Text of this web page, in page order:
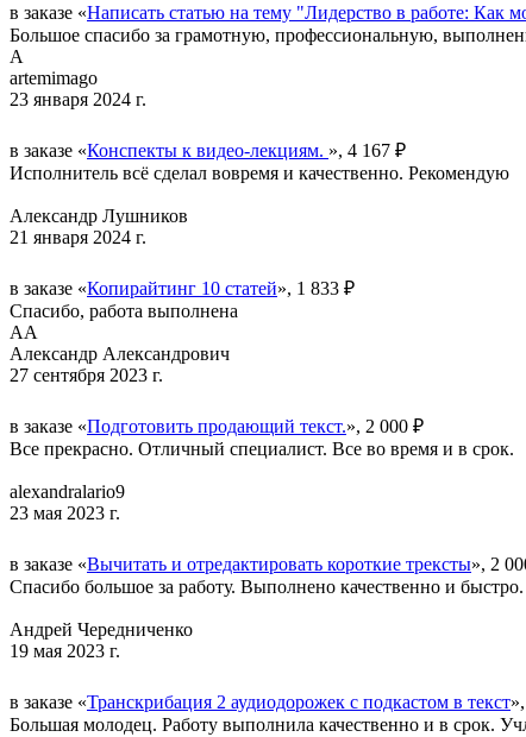
в заказе «Написать статью на тему "Лидерство в работе: Как
Большое спасибо за грамотную, профессиональную,
A
artemimago
23 января 2024 г.
в заказе «Конспекты к видео-лекциям. », 4 167 ₽
Исполнитель всё сделал вовремя и качественно. Рекомендую
Александр Лушников
21 января 2024 г.
в заказе «Копирайтинг 10 статей», 1 833 ₽
Спасибо, работа выполнена
АА
Александр Александрович
27 сентября 2023 г.
в заказе «Подготовить продающий текст.», 2 000 ₽
Все прекрасно. Отличный специалист. Все во время и в срок.
alexandralario9
23 мая 2023 г.
в заказе «Вычитать и отредактировать короткие трексты», 2
Спасибо большое за работу. Выполнено качественно и
Андрей Чередниченко
19 мая 2023 г.
в заказе «Транскрибация 2 аудиодорожек с подкастом в текст
Большая молодец. Работу выполнила качественно и в срок.